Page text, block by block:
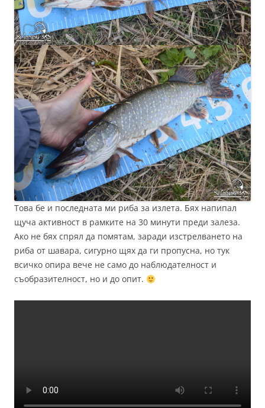
Това бе и последната ми риба за излета. Бях напипал
щуча активност в рамките на 30 минути преди залеза.
Ако не бях спрял да помятам, заради изстрелването на
риба от шавара, сигурно щях да ги пропусна, но тук
всичко опира вече не само до наблюдателност и
съобразителност, но и до опит.